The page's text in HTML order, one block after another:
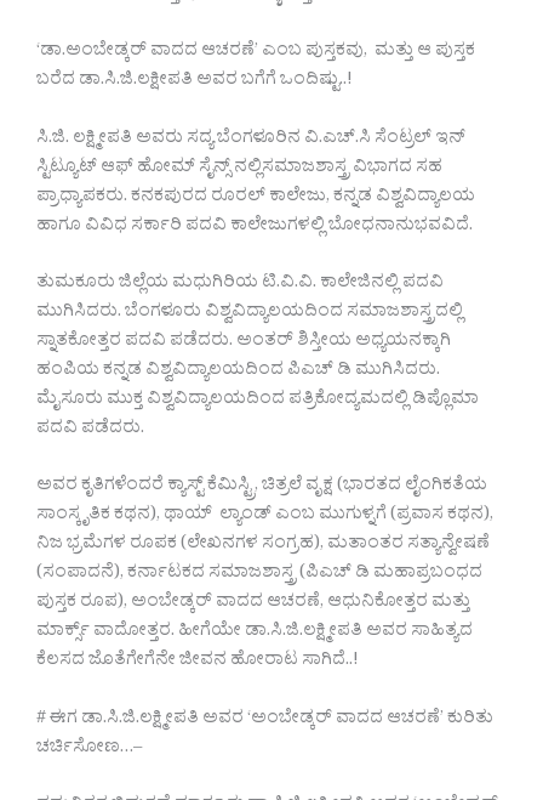
‘ಡಾ.ಅಂಬೇಡ್ಕರ್ ವಾದದ ಆಚರಣೆ’ ಎಂಬ ಪುಸ್ತಕವು, ಮತ್ತು ಆ ಪುಸ್ತಕ
ಬರೆದ ಡಾ.ಸಿ.ಜಿ.ಲಕ್ಷೀಪತಿ ಅವರ ಬಗೆಗೆ ಒಂದಿಷ್ಟು..!
ಸಿ.ಜಿ. ಲಕ್ಷ್ಮೀಪತಿ ಅವರು ಸದ್ಯ ಬೆಂಗಳೂರಿನ ವಿ.ಎಚ್.ಸಿ ಸೆಂಟ್ರಲ್ ಇನ್
ಸ್ಟಿಟ್ಯೂಟ್ ಆಫ್ ಹೋಮ್ ಸೈನ್ಸ್ ನಲ್ಲಿಸಮಾಜಶಾಸ್ತ್ರ ವಿಭಾಗದ ಸಹ
ಪ್ರಾಧ್ಯಾಪಕರು. ಕನಕಪುರದ ರೂರಲ್ ಕಾಲೇಜು, ಕನ್ನಡ ವಿಶ್ವವಿದ್ಯಾಲಯ
ಹಾಗೂ ವಿವಿಧ ಸರ್ಕಾರಿ ಪದವಿ ಕಾಲೇಜುಗಳಲ್ಲಿ ಬೋಧನಾನುಭವವಿದೆ.
ತುಮಕೂರು ಜಿಲ್ಲೆಯ ಮಧುಗಿರಿಯ ಟಿ.ವಿ.ವಿ. ಕಾಲೇಜಿನಲ್ಲಿ ಪದವಿ
ಮುಗಿಸಿದರು. ಬೆಂಗಳೂರು ವಿಶ್ವವಿದ್ಯಾಲಯದಿಂದ ಸಮಾಜಶಾಸ್ತ್ರದಲ್ಲಿ
ಸ್ನಾತಕೋತ್ತರ ಪದವಿ ಪಡೆದರು. ಅಂತರ್ ಶಿಸ್ತೀಯ ಅಧ್ಯಯನಕ್ಕಾಗಿ
ಹಂಪಿಯ ಕನ್ನಡ ವಿಶ್ವವಿದ್ಯಾಲಯದಿಂದ ಪಿಎಚ್ ಡಿ ಮುಗಿಸಿದರು.
ಮೈಸೂರು ಮುಕ್ತ ವಿಶ್ವವಿದ್ಯಾಲಯದಿಂದ ಪತ್ರಿಕೋದ್ಯಮದಲ್ಲಿ ಡಿಪ್ಲೊಮಾ
ಪದವಿ‌ ಪಡೆದರು.
ಅವರ ಕೃತಿಗಳೆಂದರೆ ಕ್ಯಾಸ್ಟ್ ಕೆಮಿಸ್ಟ್ರಿ, ಚಿತ್ರಲೆ ವೃಕ್ಷ (ಭಾರತದ ಲೈಂಗಿಕತೆಯ
ಸಾಂಸ್ಕೃತಿಕ ಕಥನ), ಥಾಯ್ ಲ್ಯಾಂಡ್ ಎಂಬ ಮುಗುಳ್ನಗೆ (ಪ್ರವಾಸ ಕಥನ),
ನಿಜ ಭ್ರಮೆಗಳ ರೂಪಕ (ಲೇಖನಗಳ ಸಂಗ್ರಹ), ಮತಾಂತರ ಸತ್ಯಾನ್ವೇಷಣೆ
(ಸಂಪಾದನೆ), ಕರ್ನಾಟಕದ ಸಮಾಜಶಾಸ್ತ್ರ (ಪಿಎಚ್ ಡಿ ಮಹಾಪ್ರಬಂಧದ
ಪುಸ್ತಕ ರೂಪ), ಅಂಬೇಡ್ಕರ್ ವಾದದ ಆಚರಣೆ, ಆಧುನಿಕೋತ್ತರ ಮತ್ತು
ಮಾರ್ಕ್ಸ್ ವಾದೋತ್ತರ. ಹೀಗೆಯೇ ಡಾ.ಸಿ.ಜಿ.ಲಕ್ಷ್ಮೀಪತಿ ಅವರ ಸಾಹಿತ್ಯದ
ಕೆಲಸದ ಜೊತೆಗೇಗೆನೇ ಜೀವನ ಹೋರಾಟ ಸಾಗಿದೆ..!
# ಈಗ ಡಾ.ಸಿ.ಜಿ.ಲಕ್ಷ್ಮೀಪತಿ ಅವರ ‘ಅಂಬೇಡ್ಕರ್ ವಾದದ ಆಚರಣೆ’ ಕುರಿತು
ಚರ್ಚಿಸೋಣ…–